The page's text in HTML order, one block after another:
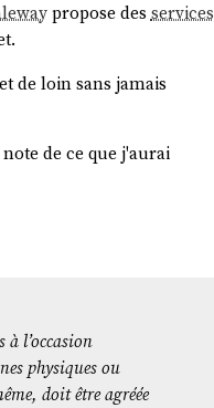
propose des services
de loin sans jamais
de ce que j'aurai
à l’occasion
physiques ou
doit être agréée